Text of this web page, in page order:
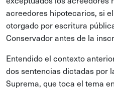
acreedores hipotecarios, si
otorgado por escritura
Conservador antes de la
Entendido el contexto
dos sentencias dictadas por
Suprema, que toca el tema